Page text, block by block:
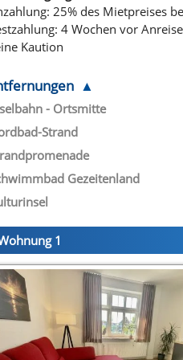
25% des Mietpreises
4 Wochen vor Anreise
Kaution
- Ortsmitte
Strand
Gezeitenland
1